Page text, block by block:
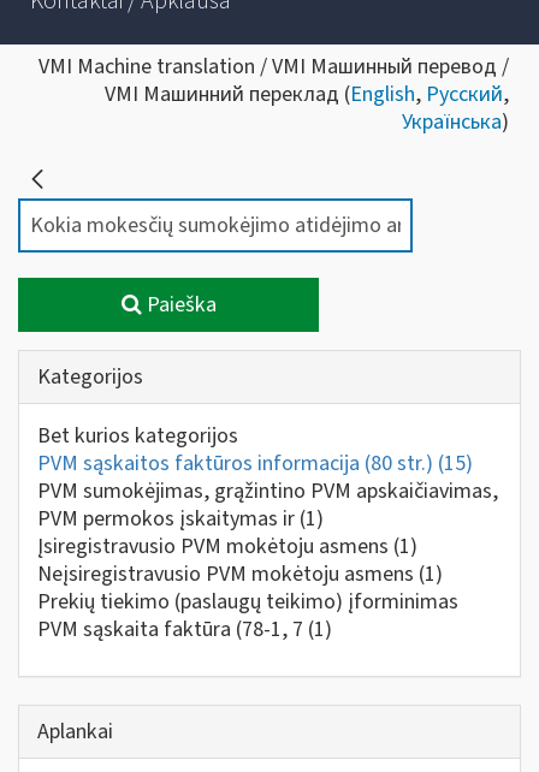
VMI Machine translation / VMI Машинный перевод /
VMI Машинний переклад (English, Русский,
Українська)
Paieška
Kategorijos
Bet kurios kategorijos
PVM sąskaitos faktūros informacija (80 str.) (15)
PVM sumokėjimas, grąžintino PVM apskaičiavimas,
PVM permokos įskaitymas ir (1)
Įsiregistravusio PVM mokėtoju asmens (1)
Neįsiregistravusio PVM mokėtoju asmens (1)
Prekių tiekimo (paslaugų teikimo) įforminimas
PVM sąskaita faktūra (78-1, 7 (1)
Aplankai